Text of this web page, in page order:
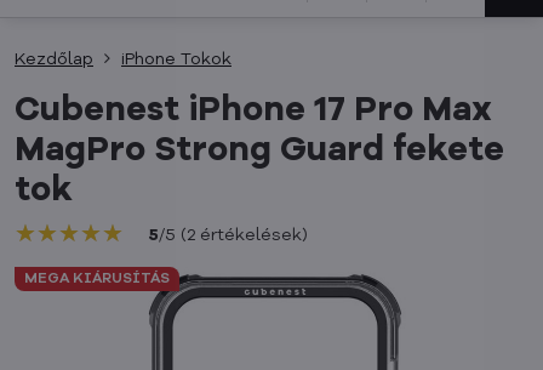
MEGA KIÁRUSÍTÁS
Kezdőlap iPhone Tokok
Cubenest iPhone 17 Pro Max
MagPro Strong Guard fekete
tok
★★★★★
★★★★★
★★★★★ 5/5 (2 értékelések)